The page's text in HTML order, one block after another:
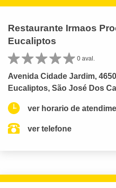
Restaurante Irmaos
Eucaliptos
0 aval.
Avenida Cidade Jardim,
Eucaliptos, São José Dos
ver horario de
ver telefone